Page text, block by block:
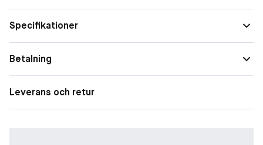
beroendeframkallande, intensiv sensualitet. Ett ljust spår
enskild doftnot och för doften till sin klimax.
Specifikationer
Betalning
Leverans och retur